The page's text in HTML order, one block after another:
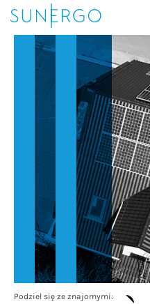
Podziel się ze znajomymi: